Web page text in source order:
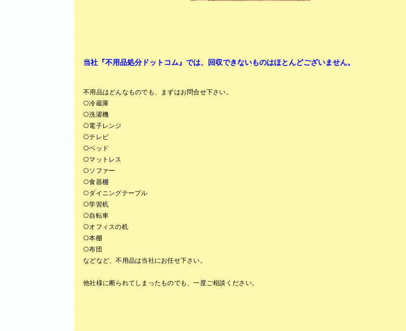
当社『不用品処分ドットコム』では、回収できないものはほとんどございません。
不用品はどんなものでも、まずはお問合せ下さい。
○冷蔵庫
○洗濯機
○電子レンジ
○テレビ
○ベッド
○マットレス
○ソファー
○食器棚
○ダイニングテーブル
○学習机
○自転車
○オフィスの机
○本棚
○布団
などなど、不用品は当社にお任せ下さい。
他社様に断られてしまったものでも、一度ご相談ください。